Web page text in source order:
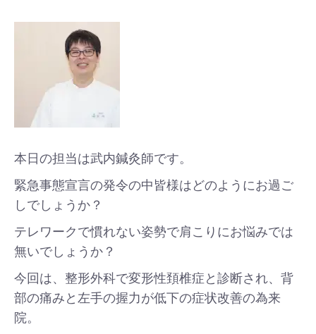
本日の担当は武内鍼灸師です。
緊急事態宣言の発令の中皆様はどのようにお過ご
しでしょうか？
テレワークで慣れない姿勢で肩こりにお悩みでは
無いでしょうか？
今回は、整形外科で変形性頚椎症と診断され、背
部の痛みと左手の握力が低下の症状改善の為来
院。